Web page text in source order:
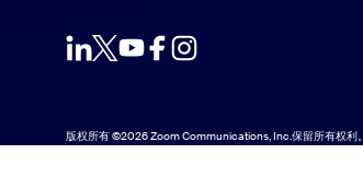
Nederlands
Polski
版权所有 ©2026 Zoom Communications, Inc.保留所有权利。